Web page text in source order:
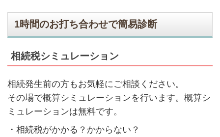
1時間のお打ち合わせで簡易診断
相続税シミュレーション
相続発生前の方もお気軽にご相談ください。
その場で概算シミュレーションを行います。概算シ
ミュレーションは無料です。
・相続税がかかる？かからない？